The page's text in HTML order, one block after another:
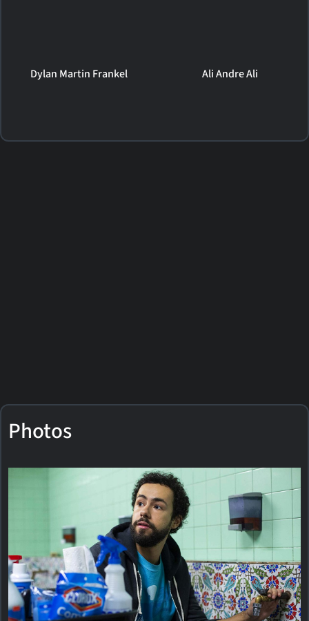
Dylan Martin Frankel Ali Andre Ali
Photos